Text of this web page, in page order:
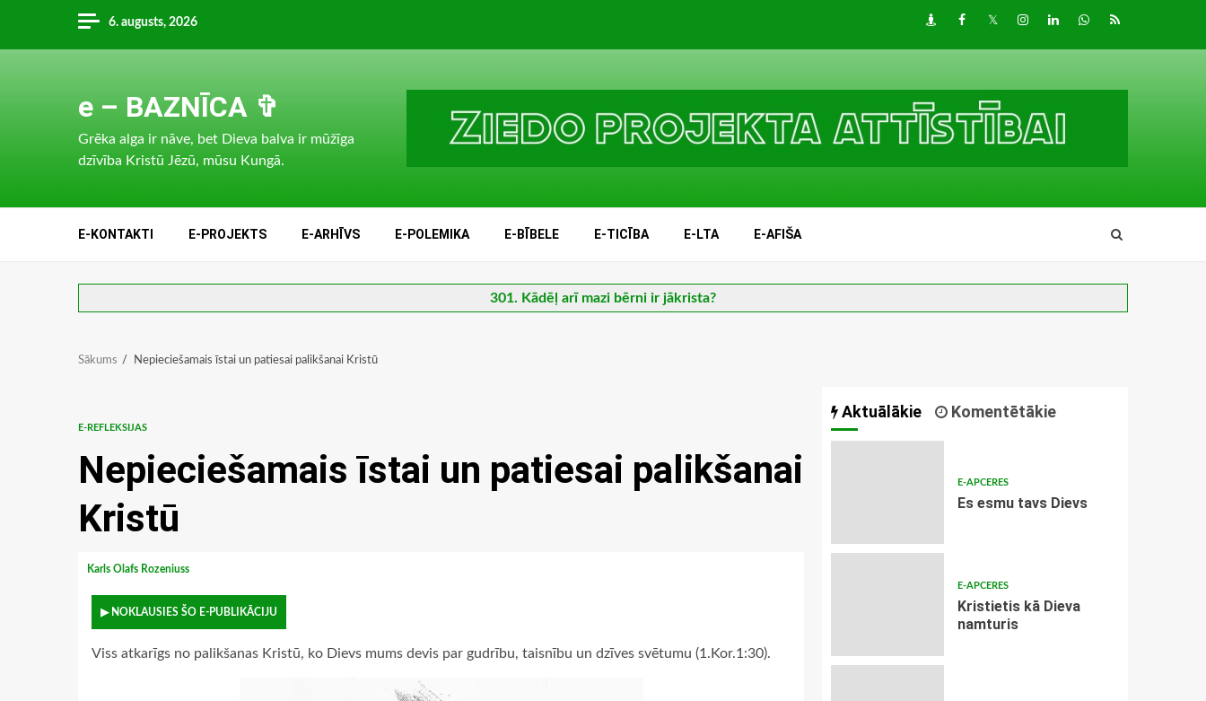
content
6. augusts, 2026 DraugiemFacebook
TwitterInstagram
LinkedInwhatsapp
RSS
e – BAZNĪCA ✞
Grēka alga ir nāve, bet Dieva balva ir mūžīga
dzīvība Kristū Jēzū, mūsu Kungā.
E-KONTAKTI E-PROJEKTS E-ARHĪVS E-POLEMIKA E-BĪBELE E-TICĪBA E-LTA E-AFIŠA
301. Kādēļ arī mazi bērni ir jākrista?
Sākums Nepieciešamais īstai un patiesai palikšanai Kristū
E-REFLEKSIJAS
Nepieciešamais īstai un patiesai palikšanai
Kristū
Karls Olafs Rozeniuss
▶ NOKLAUSIES ŠO E-PUBLIKĀCIJU
Viss atkarīgs no palikšanas Kristū, ko Dievs mums devis par gudrību, taisnību un dzīves svētumu (1.Kor.1:30).
Aktuālākie Komentētākie
E-APCERES
Es esmu tavs Dievs
E-APCERES
Kristietis kā Dieva
namturis